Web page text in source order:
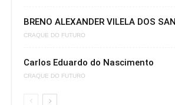
BRENO ALEXANDER VILELA DOS
CRAQUE DO FUTURO
Carlos Eduardo do Nascimento
CRAQUE DO FUTURO